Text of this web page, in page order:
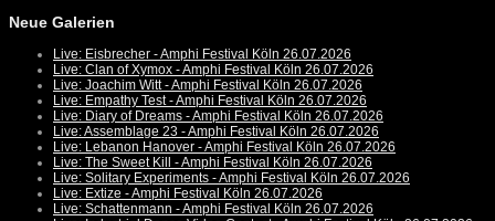
Neue Galerien
Live: Eisbrecher - Amphi Festival Köln 26.07.2026
Live: Clan of Xymox - Amphi Festival Köln 26.07.2026
Live: Joachim Witt - Amphi Festival Köln 26.07.2026
Live: Empathy Test - Amphi Festival Köln 26.07.2026
Live: Diary of Dreams - Amphi Festival Köln 26.07.2026
Live: Assemblage 23 - Amphi Festival Köln 26.07.2026
Live: Lebanon Hanover - Amphi Festival Köln 26.07.2026
Live: The Sweet Kill - Amphi Festival Köln 26.07.2026
Live: Solitary Experiments - Amphi Festival Köln 26.07.2026
Live: Extize - Amphi Festival Köln 26.07.2026
Live: Schattenmann - Amphi Festival Köln 26.07.2026